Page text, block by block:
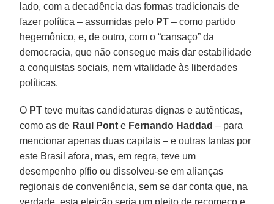
lado, com a decadência das formas tradicionais de
fazer política – assumidas pelo PT – como partido
hegemônico, e, de outro, com o “cansaço” da
democracia, que não consegue mais dar estabilidade
a conquistas sociais, nem vitalidade às liberdades
políticas.
O PT teve muitas candidaturas dignas e autênticas,
como as de Raul Pont e Fernando Haddad – para
mencionar apenas duas capitais – e outras tantas por
este Brasil afora, mas, em regra, teve um
desempenho pífio ou dissolveu-se em alianças
regionais de conveniência, sem se dar conta que, na